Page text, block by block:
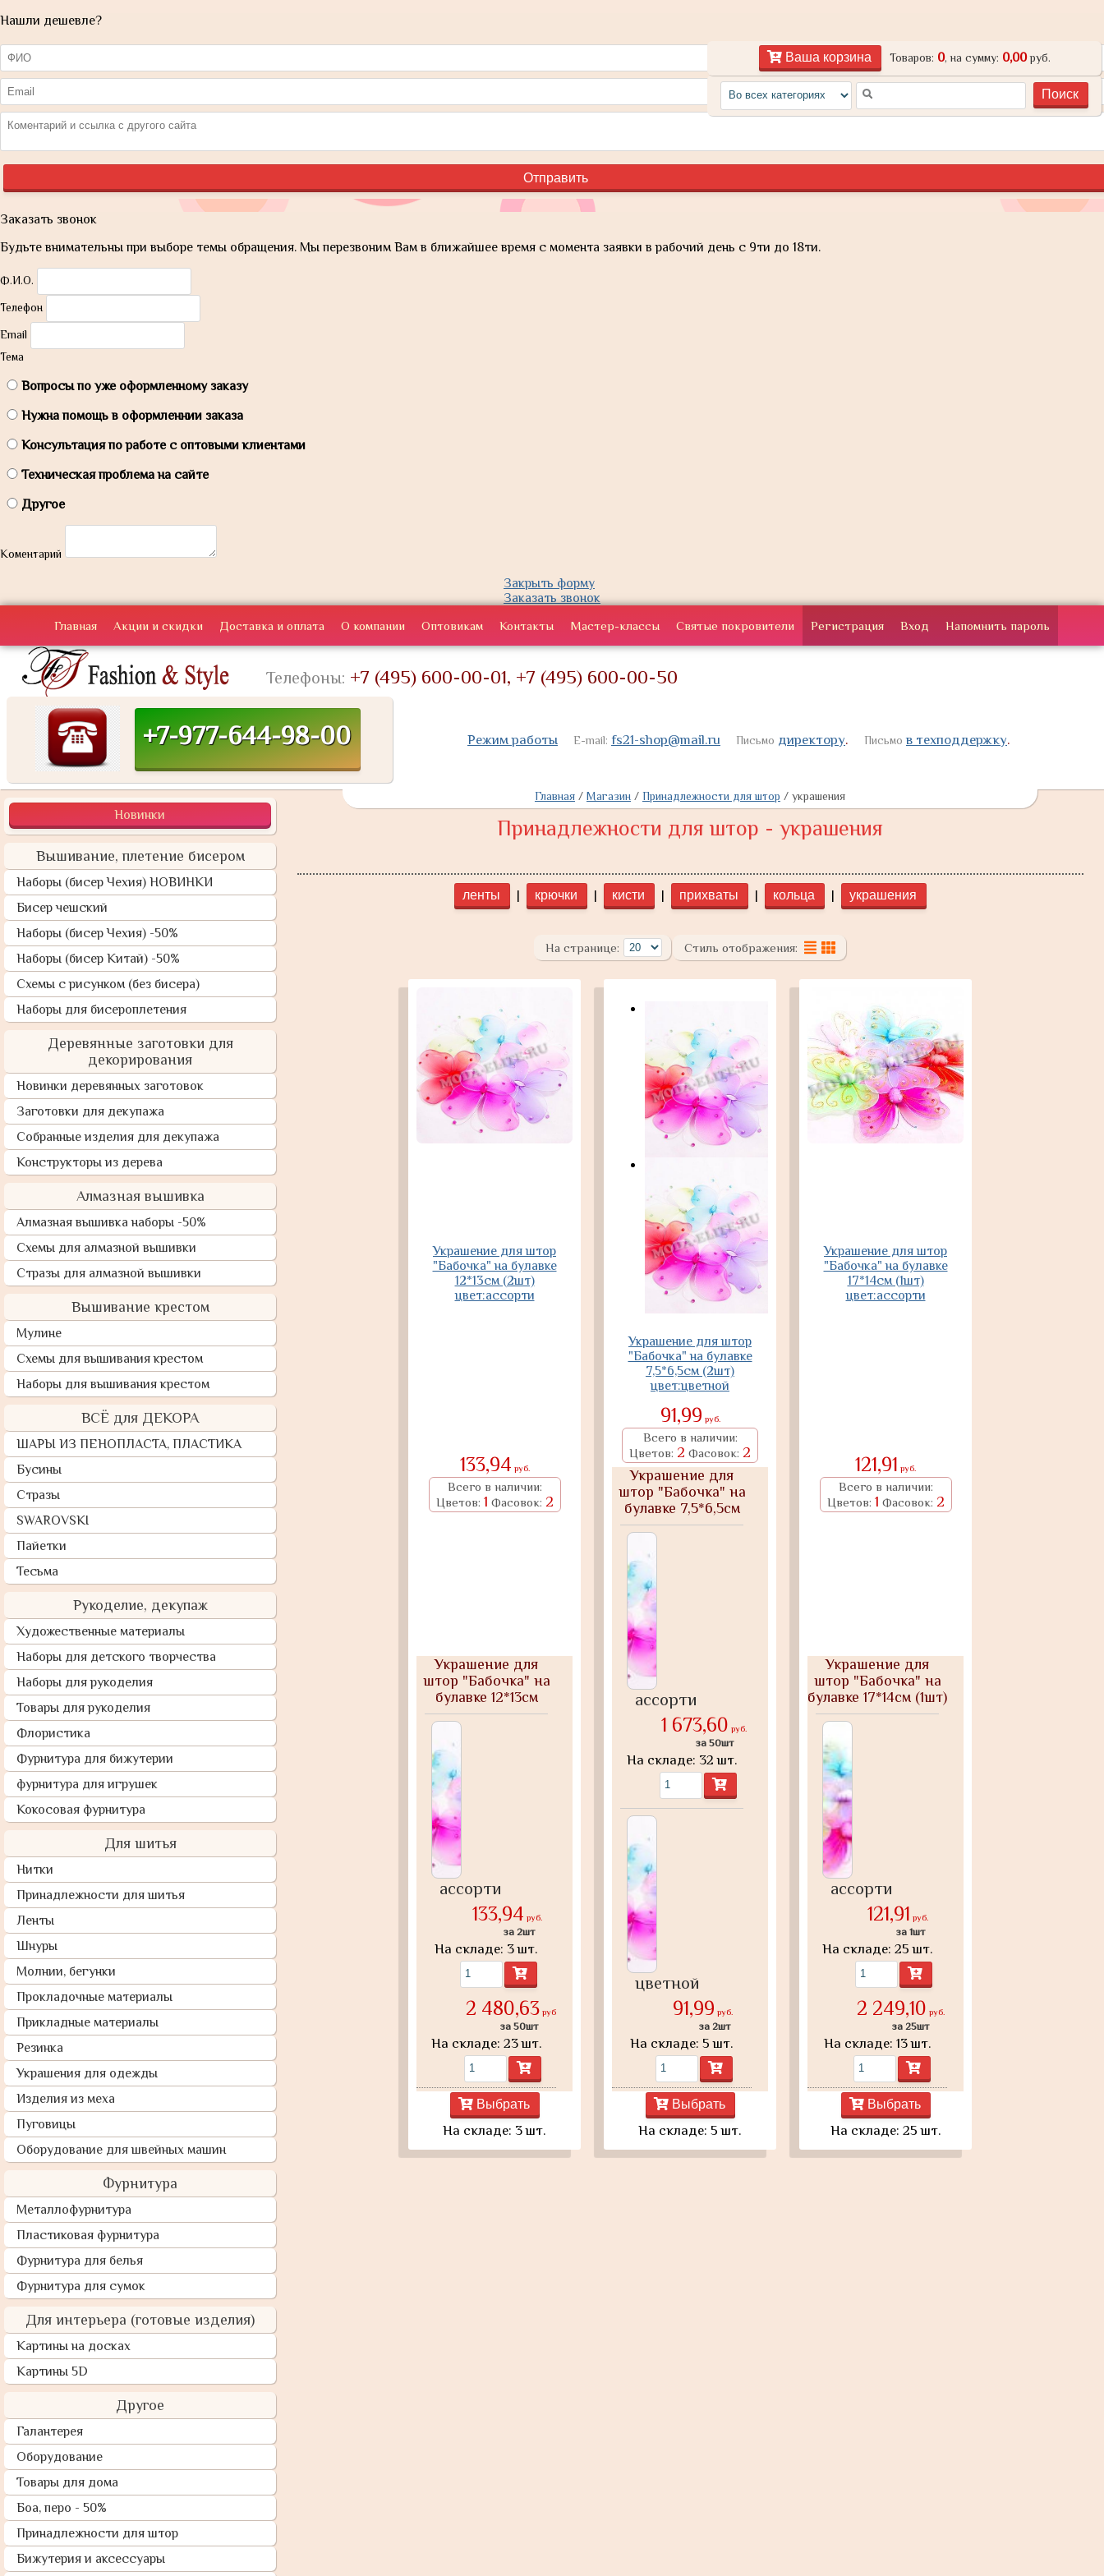
Нашли дешевле?
Заказать звонок
Будьте внимательны при выборе темы обращения. Мы перезвоним Вам в ближайшее время с момента заявки в рабочий день с 9ти до 18ти.
Ф.И.О.
Телефон
Email
Тема
Вопросы по уже оформленному заказу
Нужна помощь в оформленнии заказа
Консультация по работе с оптовыми клиентами
Техническая проблема на сайте
Другое
Коментарий
Закрыть форму
Заказать звонок
Ваша корзина Товаров: 0, на сумму: 0,00руб.
Главная Акции и скидки Доставка и оплата О компании Оптовикам Контакты Мастер-классы Святые покровители Регистрация Вход Напомнить пароль
Телефоны: +7 (495) 600-00-01, +7 (495) 600-00-50
+7-977-644-98-00 Режим работы E-mail: fs21-shop@mail.ru Письмо директору. Письмо в техподдержку.
Новинки
Вышивание, плетение бисером
Наборы (бисер Чехия) НОВИНКИ
Бисер чешский
Наборы (бисер Чехия) -50%
Наборы (бисер Китай) -50%
Схемы с рисунком (без бисера)
Наборы для бисероплетения
Деревянные заготовки для
декорирования
Новинки деревянных заготовок
Заготовки для декупажа
Собранные изделия для декупажа
Конструкторы из дерева
Алмазная вышивка
Алмазная вышивка наборы -50%
Схемы для алмазной вышивки
Стразы для алмазной вышивки
Вышивание крестом
Мулине
Схемы для вышивания крестом
Наборы для вышивания крестом
ВСЁ для ДЕКОРА
ШАРЫ ИЗ ПЕНОПЛАСТА, ПЛАСТИКА
Бусины
Стразы
SWAROVSKI
Пайетки
Тесьма
Рукоделие, декупаж
Художественные материалы
Наборы для детского творчества
Наборы для рукоделия
Товары для рукоделия
Флористика
Фурнитура для бижутерии
фурнитура для игрушек
Кокосовая фурнитура
Для шитья
Нитки
Принадлежности для шитья
Ленты
Шнуры
Молнии, бегунки
Прокладочные материалы
Прикладные материалы
Резинка
Украшения для одежды
Изделия из меха
Пуговицы
Оборудование для швейных машин
Фурнитура
Металлофурнитура
Пластиковая фурнитура
Фурнитура для белья
Фурнитура для сумок
Для интерьера (готовые изделия)
Картины на досках
Картины 5D
Другое
Галантерея
Оборудование
Товары для дома
Боа, перо - 50%
Принадлежности для штор
Бижутерия и аксессуары
Главная/ Магазин / Принадлежности для штор / украшения
Принадлежности для штор - украшения
ленты | крючки | кисти | прихваты | кольца | украшения
На странице: Стиль отображения:
Украшение для штор
"Бабочка" на булавке
12*13см (2шт)
цвет:ассорти
133,94 руб.
Всего в наличии:
Цветов: 1 Фасовок: 2
Украшение для
штор "Бабочка" на
булавке 12*13см
(2шт) цвет:ассорти
ассорти
133,94 руб.
за 2шт
На складе: 3 шт.
2 480,63 руб.
за 50шт
На складе: 23 шт.
Выбрать
На складе: 3 шт.
Украшение для штор
"Бабочка" на булавке
7,5*6,5см (2шт)
цвет:цветной
91,99 руб.
Всего в наличии:
Цветов: 2 Фасовок: 2
Украшение для
штор "Бабочка" на
булавке 7,5*6,5см
(2шт) цвет:цветной
ассорти
1 673,60 руб.
за 50шт
На складе: 32 шт.
цветной
91,99 руб.
за 2шт
На складе: 5 шт.
Выбрать
На складе: 5 шт.
Украшение для штор
"Бабочка" на булавке
17*14см (1шт)
цвет:ассорти
121,91 руб.
Всего в наличии:
Цветов: 1 Фасовок: 2
Украшение для
штор "Бабочка" на
булавке 17*14см (1шт)
цвет:ассорти
ассорти
121,91 руб.
за 1шт
На складе: 25 шт.
2 249,10 руб.
за 25шт
На складе: 13 шт.
Выбрать
На складе: 25 шт.